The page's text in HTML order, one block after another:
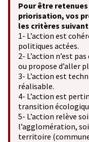
Pour être
priorisation, vos
les critères
1- L’action est
politiques actées.
2- L’action n’est
ou propose d’aller
3- L’action est
réalisable.
4- L’action est
transition
5- L’action relève
l’agglomération,
territoire